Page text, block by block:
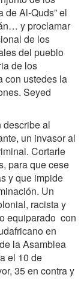
de Al-Quds” el
y proclamar
de los
del pueblo
de los
con ustedes la
Seyed
describe al
un invasor al
Cortarle
para que cese
y que impide
Un
racista y
equiparado con
en
la Asamblea
el 10 de
35 en contra y